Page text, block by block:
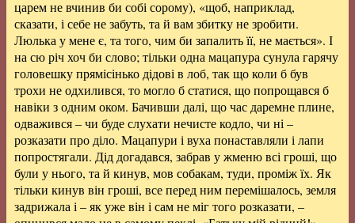
царем не вчинив би собі сорому), «щоб, наприклад,
сказати, і себе не забуть, та й вам збитку не зробити.
Люлька у мене є, та того, чим би запалить її, не мається». І
на сю річ хоч би слово; тільки одна мацапура сунула гарячу
головешку прямісінько дідові в лоб, так що коли б був
трохи не одхилився, то могло б статися, що попрощався б
навіки з одним оком. Бачивши далі, що час даремне плине,
одважився – чи буде слухати нечисте кодло, чи ні –
розказати про діло. Мацапури і вуха понаставляли і лапи
попростягали. Дід догадався, забрав у жменю всі гроші, що
були у нього, та й кинув, мов собакам, туди, проміж їх. Як
тільки кинув він гроші, все перед ним перемішалось, земля
задрижала і – як уже він і сам не міг того розказати, –